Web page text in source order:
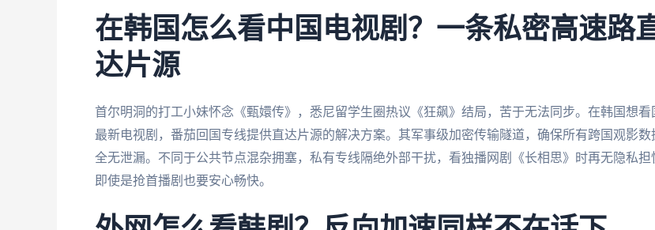
在韩国怎么看中国电视剧？一条私密高速路
达片源
首尔明洞的打工小妹怀念《甄嬛传》，悉尼留学生圈热议《狂飙》结局，苦于无法同步。在韩国想看
最新电视剧，番茄回国专线提供直达片源的解决方案。其军事级加密传输隧道，确保所有跨国观影数
全无泄漏。不同于公共节点混杂拥塞，私有专线隔绝外部干扰，看独播网剧《长相思》时再无隐私担
即使是抢首播剧也要安心畅快。